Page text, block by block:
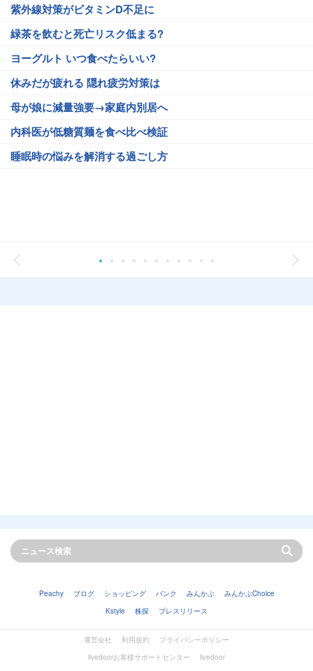
紫外線対策がビタミンD不足に
緑茶を飲むと死亡リスク低まる?
ヨーグルト いつ食べたらいい?
休みだが疲れる 隠れ疲労対策は
母が娘に減量強要→家庭内別居へ
内科医が低糖質麺を食べ比べ検証
睡眠時の悩みを解消する過ごし方
Peachy ブログ ショッピング バンク みんかぶ
みんかぶChoice
Kstyle
株探 プレスリリース
運営会社 利用規約
プライバシーポリシー
livedoorお客様サポートセンター
livedoor